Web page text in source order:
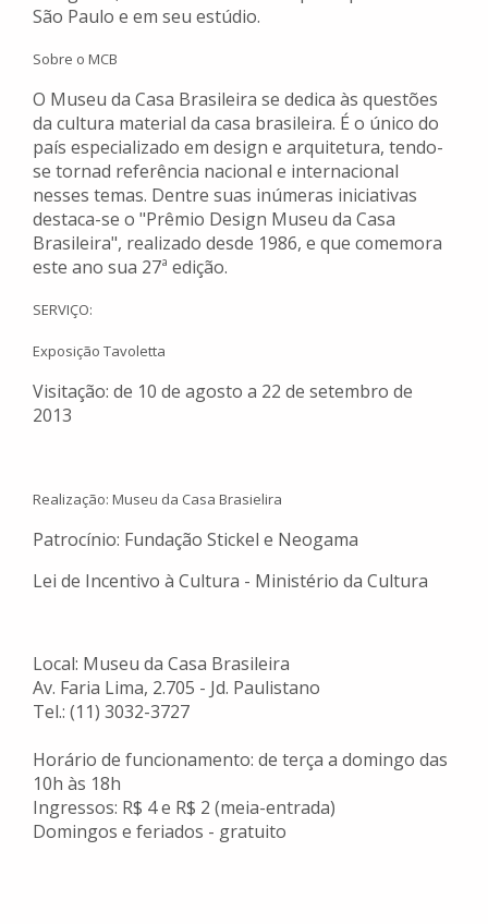
São Paulo e em seu estúdio.
Sobre o MCB
O Museu da Casa Brasileira se dedica às questões
da cultura material da casa brasileira. É o único do
país especializado em design e arquitetura, tendo-
se tornad referência nacional e internacional
nesses temas. Dentre suas inúmeras iniciativas
destaca-se o "Prêmio Design Museu da Casa
Brasileira", realizado desde 1986, e que comemora
este ano sua 27ª edição.
SERVIÇO:
Exposição Tavoletta
Visitação: de 10 de agosto a 22 de setembro de
2013
Realização: Museu da Casa Brasielira
Patrocínio: Fundação Stickel e Neogama
Lei de Incentivo à Cultura - Ministério da Cultura
Local: Museu da Casa Brasileira
Av. Faria Lima, 2.705 - Jd. Paulistano
Tel.: (11) 3032-3727
Horário de funcionamento: de terça a domingo das
10h às 18h
Ingressos: R$ 4 e R$ 2 (meia-entrada)
Domingos e feriados - gratuito